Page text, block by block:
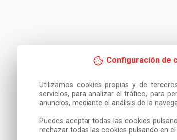
Configuración de
Utilizamos cookies propias y de
servicios, para analizar el tráfico, para
anuncios, mediante el análisis de la
Puedes aceptar todas las cookies
rechazar todas las cookies pulsando en el